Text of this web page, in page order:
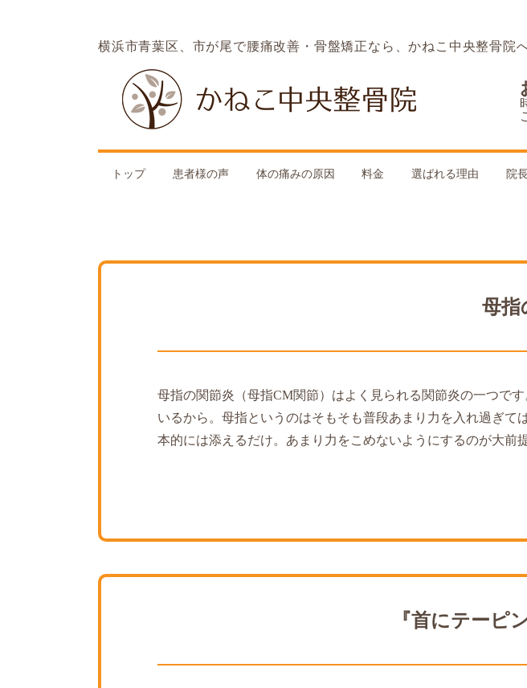
横浜市青葉区、市が尾で腰痛改善・骨盤矯正なら、かねこ中央整骨院
トップ 患者様の声 体の痛みの原因 料金 選ばれる理由 院
母指
母指の関節炎（母指CM関節）はよく見られる関節炎の一つで
いるから。母指というのはそもそも普段あまり力を入れ過ぎ
本的には添えるだけ。あまり力をこめないようにするのが大前
『首にテーピ